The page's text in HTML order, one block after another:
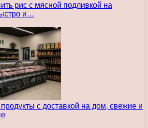
рис с мясной подливкой на
и…
с доставкой на дом, свежие и